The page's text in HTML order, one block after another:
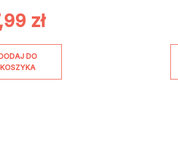
zł
DO
KOSZYKA